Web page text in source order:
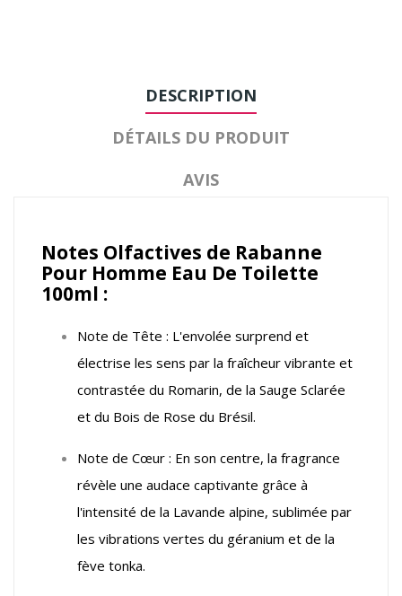
DESCRIPTION
DÉTAILS DU PRODUIT
AVIS
Notes Olfactives de Rabanne
Pour Homme Eau De Toilette
100ml :
Note de Tête : L'envolée surprend et
électrise les sens par la fraîcheur vibrante et
contrastée du Romarin, de la Sauge Sclarée
et du Bois de Rose du Brésil.
Note de Cœur : En son centre, la fragrance
révèle une audace captivante grâce à
l'intensité de la Lavande alpine, sublimée par
les vibrations vertes du géranium et de la
fève tonka.